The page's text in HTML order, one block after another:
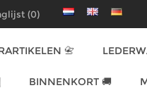
(0)
📇
BINNENKORT 🚚